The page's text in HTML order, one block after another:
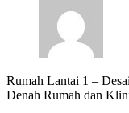
Rumah Lantai 1 –
Denah Rumah dan